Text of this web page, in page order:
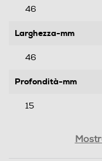
46
Larghezza-mm
46
Profondità-mm
15